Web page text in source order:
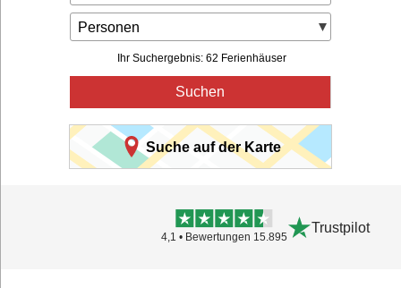
Personen
Ihr Suchergebnis: 62 Ferienhäuser
Suchen
Suche auf der Karte
4,1 • Bewertungen 15.895
Trustpilot